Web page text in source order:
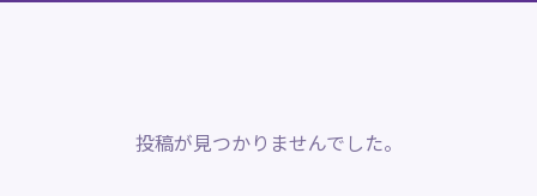
投稿が見つかりませんでした。